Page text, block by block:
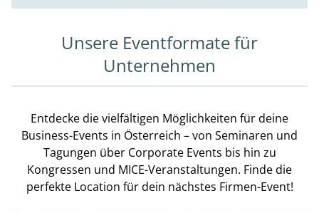
Unsere Eventformate für
Unternehmen
Entdecke die vielfältigen Möglichkeiten für deine
Business-Events in Österreich – von Seminaren und
Tagungen über Corporate Events bis hin zu
Kongressen und MICE-Veranstaltungen. Finde die
perfekte Location für dein nächstes Firmen-Event!